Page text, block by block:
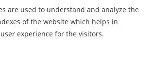
are used to understand and analyze the
of the website which helps in
experience for the visitors.